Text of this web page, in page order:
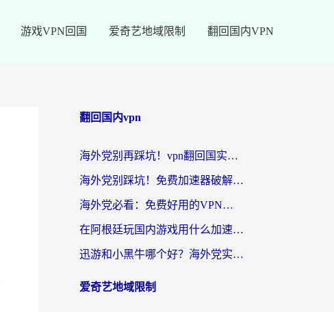
游戏VPN回国 爱奇艺地域限制 翻回国内VPN
翻回国内vpn
海外党别再踩坑！vpn翻回国实用指南——选对加速器，国内资源无缝用
海外党别踩坑！免费加速器破解版真的能用？教你无缝访问国内资源的正确姿势
海外党必看：免费好用的VPN？不如选对转国内加速器实现无缝追剧
在阿根廷玩国内游戏用什么加速器？3年海外党亲测实用指南
迅游和小黑牛哪个好？海外党实测指南，选对中国地址加速器才能无缝刷国内资源
爱奇艺地域限制